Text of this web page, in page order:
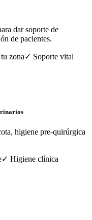
dar soporte de
de pacientes.
zona✓ Soporte vital
higiene pre-quirúrgica
✓ Higiene clínica